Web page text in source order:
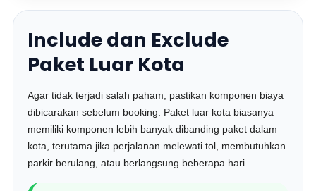
Include dan Exclude
Paket Luar Kota
Agar tidak terjadi salah paham, pastikan komponen biaya
dibicarakan sebelum booking. Paket luar kota biasanya
memiliki komponen lebih banyak dibanding paket dalam
kota, terutama jika perjalanan melewati tol, membutuhkan
parkir berulang, atau berlangsung beberapa hari.